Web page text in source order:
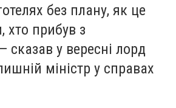
без плану, як це
хто прибув з
сказав у вересні лорд
міністр у справах